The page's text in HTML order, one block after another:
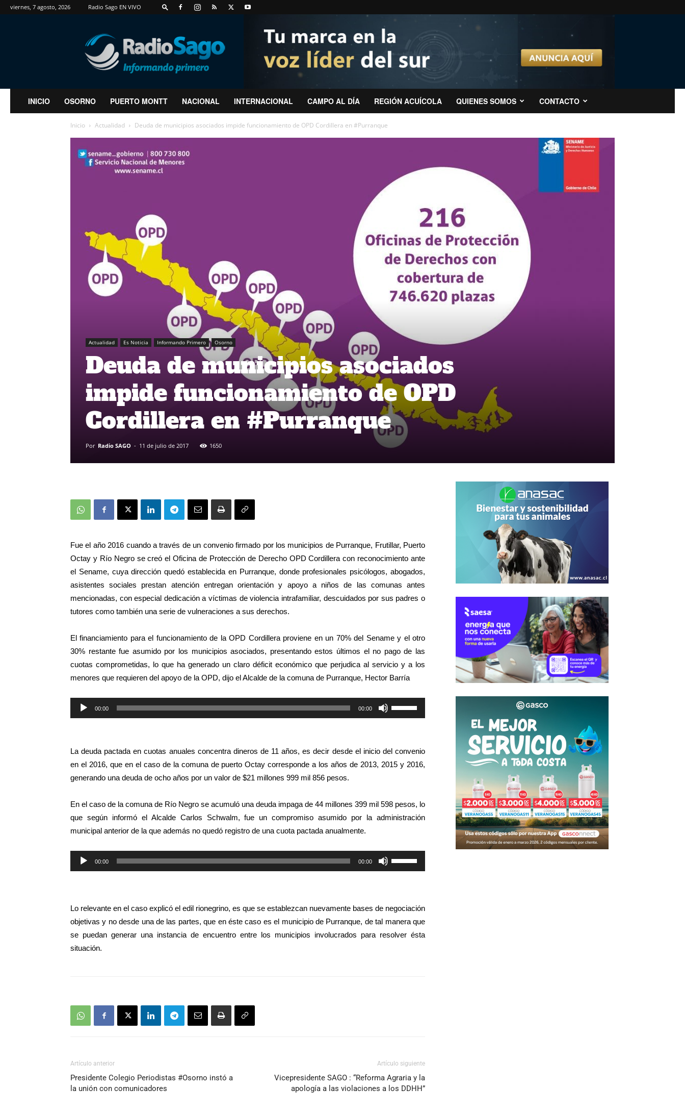
viernes, 7 agosto, 2026 Radio Sago EN VIVO
RadioSago
INICIO OSORNO PUERTO MONTT NACIONAL INTERNACIONAL CAMPO AL DÍA REGIÓN ACUÍCOLA QUIENES SOMOS CONTACTO
Inicio Actualidad Deuda de municipios asociados impide funcionamiento de OPD Cordillera en #Purranque
Actualidad Es Noticia Informando Primero Osorno
Deuda de municipios asociados
impide funcionamiento de OPD
Cordillera en #Purranque
Por Radio SAGO - 11 de julio de 2017 1650
Fue el año 2016 cuando a través de un convenio firmado por los municipios de Purranque, Frutillar, Puerto
Octay y Río Negro se creó el Oficina de Protección de Derecho OPD Cordillera con reconocimiento ante
el Sename, cuya dirección quedó establecida en Purranque, donde profesionales psicólogos, abogados,
asistentes sociales prestan atención entregan orientación y apoyo a niños de las comunas antes
mencionadas, con especial dedicación a víctimas de violencia intrafamiliar, descuidados por sus padres o
tutores como también una serie de vulneraciones a sus derechos.
El financiamiento para el funcionamiento de la OPD Cordillera proviene en un 70% del Sename y el otro
30% restante fue asumido por los municipios asociados, presentando estos últimos el no pago de las
cuotas comprometidas, lo que ha generado un claro déficit económico que perjudica al servicio y a los
menores que requieren del apoyo de la OPD, dijo el Alcalde de la comuna de Purranque, Hector Barría
Reproductor
de
00:00 00:00
las
flecha
arriba/abajo
o
disminuir
volumen.
La deuda pactada en cuotas anuales concentra dineros de 11 años, es decir desde el inicio del convenio
en el 2016, que en el caso de la comuna de puerto Octay corresponde a los años de 2013, 2015 y 2016,
generando una deuda de ocho años por un valor de $21 millones 999 mil 856 pesos.
En el caso de la comuna de Río Negro se acumuló una deuda impaga de 44 millones 399 mil 598 pesos, lo
que según informó el Alcalde Carlos Schwalm, fue un compromiso asumido por la administración
municipal anterior de la que además no quedó registro de una cuota pactada anualmente.
Reproductor
de
00:00 00:00
las
flecha
arriba/abajo
para
Lo relevante en el caso explicó el edil rionegrino, es que se establezcan nuevamente bases de negociación
objetivas y no desde una de las partes, que en éste caso es el municipio de Purranque, de tal manera que
se puedan generar una instancia de encuentro entre los municipios involucrados para resolver ésta
situación.
Artículo anterior
Presidente Colegio Periodistas #Osorno instó a
la unión con comunicadores
Artículo siguiente
Vicepresidente SAGO : “Reforma Agraria y la
apología a las violaciones a los DDHH”